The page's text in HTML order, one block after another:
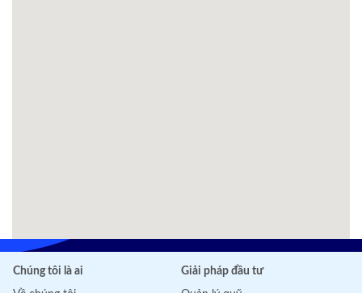
Chúng tôi là ai Giải pháp đầu tư